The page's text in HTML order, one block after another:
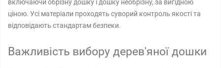
включаючи обрізну дошку і дошку необрізну, за вигідною
ціною. Усі матеріали проходять суворий контроль якості та
відповідають стандартам безпеки.
Важливість вибору дерев'яної дошки